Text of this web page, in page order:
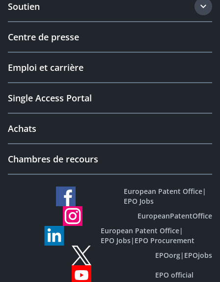
Soutien
Centre de presse
Emploi et carrière
Single Access Portal
Achats
Chambres de recours
European Patent Office|
EPO Jobs
EuropeanPatentOffice
European Patent Office|
EPO Jobs| EPO Procurement
EPOorg| EPOjobs
EPO official